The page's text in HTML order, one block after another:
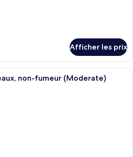
Afficher les prix
Une chambre d’hôtel avec deux lits,
non-fumeur (Moderate)